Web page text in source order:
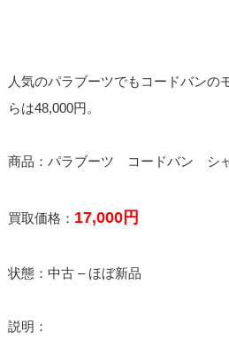
人気のパラブーツでもコードバンの
らは48,000円。
商品：パラブーツ コードバン シ
買取価格： 17,000円
状態：中古 – ほぼ新品
説明：